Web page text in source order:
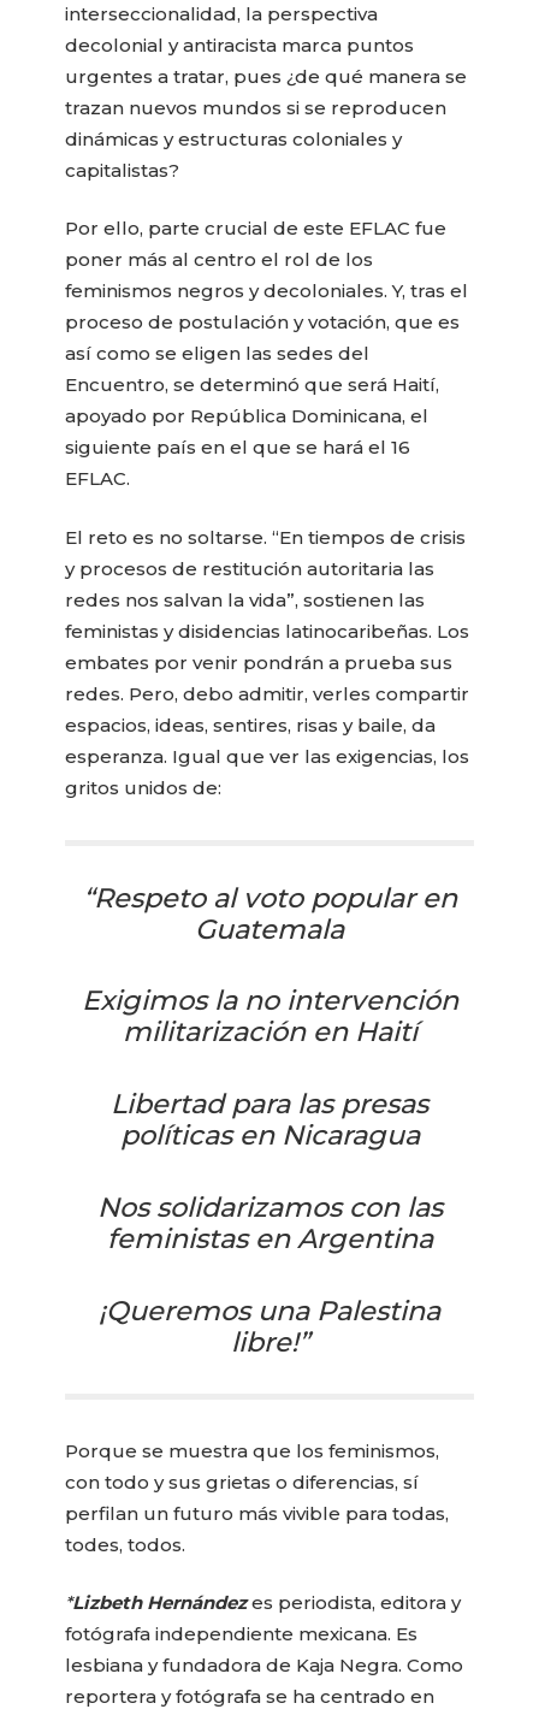
interseccionalidad, la perspectiva
decolonial y antiracista marca puntos
urgentes a tratar, pues ¿de qué manera se
trazan nuevos mundos si se reproducen
dinámicas y estructuras coloniales y
capitalistas?
Por ello, parte crucial de este EFLAC fue
poner más al centro el rol de los
feminismos negros y decoloniales. Y, tras el
proceso de postulación y votación, que es
así como se eligen las sedes del
Encuentro, se determinó que será Haití,
apoyado por República Dominicana, el
siguiente país en el que se hará el 16
EFLAC.
El reto es no soltarse. “En tiempos de crisis
y procesos de restitución autoritaria las
redes nos salvan la vida”, sostienen las
feministas y disidencias latinocaribeñas. Los
embates por venir pondrán a prueba sus
redes. Pero, debo admitir, verles compartir
espacios, ideas, sentires, risas y baile, da
esperanza. Igual que ver las exigencias, los
gritos unidos de:
“Respeto al voto popular en
Guatemala
Exigimos la no intervención
militarización en Haití
Libertad para las presas
políticas en Nicaragua
Nos solidarizamos con las
feministas en Argentina
¡Queremos una Palestina
libre!”
Porque se muestra que los feminismos,
con todo y sus grietas o diferencias, sí
perfilan un futuro más vivible para todas,
todes, todos.
*Lizbeth Hernándezes periodista, editora y
fotógrafa independiente mexicana. Es
lesbiana y fundadora de Kaja Negra. Como
reportera y fotógrafa se ha centrado en